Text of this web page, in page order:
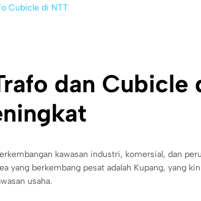
Cubicle di NTT
dan Cubicle
kawasan industri, komersial, dan
yang berkembang pesat adalah Kupang, yang
usaha.